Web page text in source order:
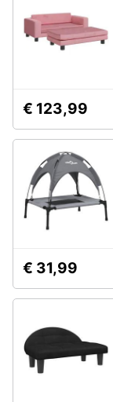
€ 123,99
€ 31,99